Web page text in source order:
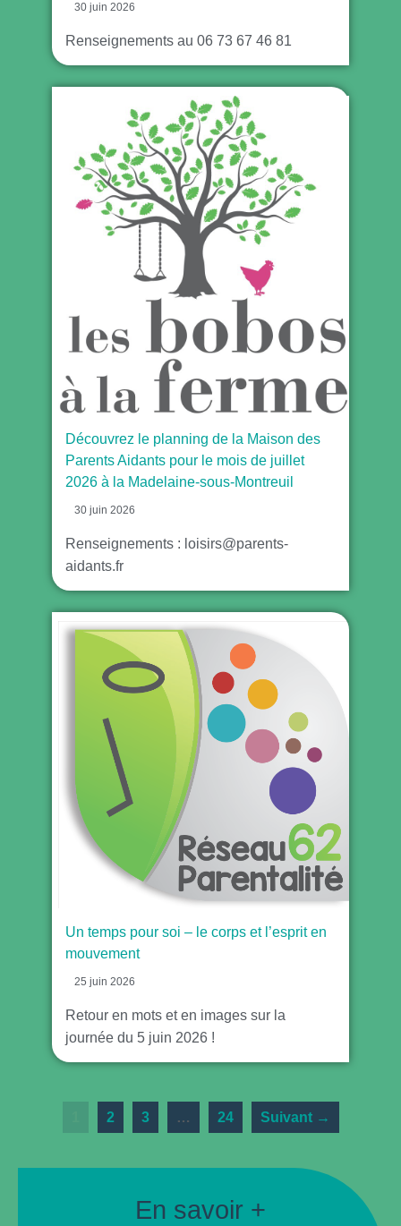
30 juin 2026
Renseignements au 06 73 67 46 81
Découvrez le planning de la Maison des
Parents Aidants pour le mois de juillet
2026 à la Madelaine-sous-Montreuil
30 juin 2026
Renseignements : loisirs@parents-
aidants.fr
Un temps pour soi – le corps et l’esprit en
mouvement
25 juin 2026
Retour en mots et en images sur la
journée du 5 juin 2026 !
2 3 … 24 Suivant →
En savoir +